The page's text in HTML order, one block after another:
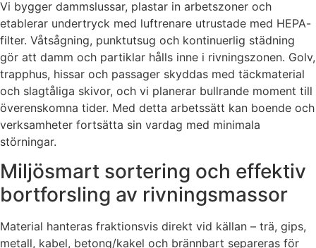
Vi bygger dammslussar, plastar in arbetszoner och
etablerar undertryck med luftrenare utrustade med HEPA-
filter. Våtsågning, punktutsug och kontinuerlig städning
gör att damm och partiklar hålls inne i rivningszonen. Golv,
trapphus, hissar och passager skyddas med täckmaterial
och slagtåliga skivor, och vi planerar bullrande moment till
överenskomna tider. Med detta arbetssätt kan boende och
verksamheter fortsätta sin vardag med minimala
störningar.
Miljösmart sortering och effektiv
bortforsling av rivningsmassor
Material hanteras fraktionsvis direkt vid källan – trä, gips,
metall, kabel, betong/kakel och brännbart separeras för